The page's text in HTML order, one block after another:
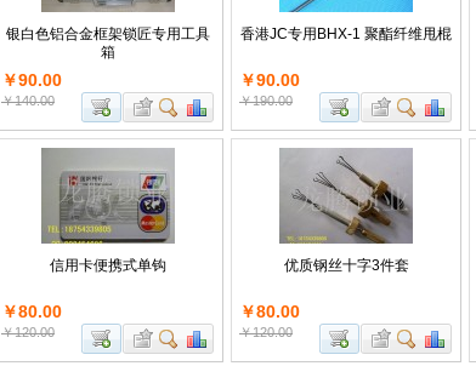
银白色铝合金框架锁匠专用工具
箱
￥90.00
￥140.00
香港JC专用BHX-1 聚酯纤维甩棍
￥90.00
￥190.00
信用卡便携式单钩
￥80.00
￥120.00
优质钢丝十字3件套
￥80.00
￥120.00